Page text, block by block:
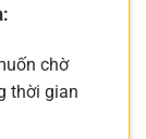
chờ
thời gian